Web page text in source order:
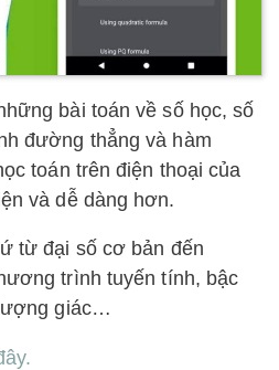
bài toán về số học, số
đường thẳng và hàm
toán trên điện thoại của
và dễ dàng hơn.
từ đại số cơ bản đến
trình tuyến tính, bậc
giác…